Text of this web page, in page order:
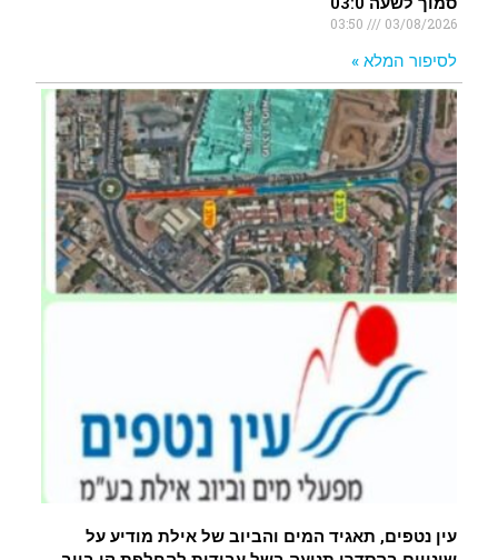
03/08/2026
לסיפור המלא »
עין נטפים, תאגיד המים והביוב של אילת מודיע על